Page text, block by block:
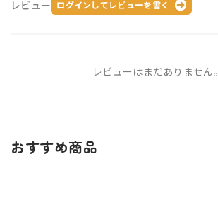
レビュー ログインしてレビューを書く
レビューはまだありません。
おすすめ商品